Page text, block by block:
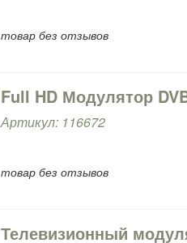
товар без отзывов
Full HD Модулятор
Артикул: 116672
товар без отзывов
Телевизионный